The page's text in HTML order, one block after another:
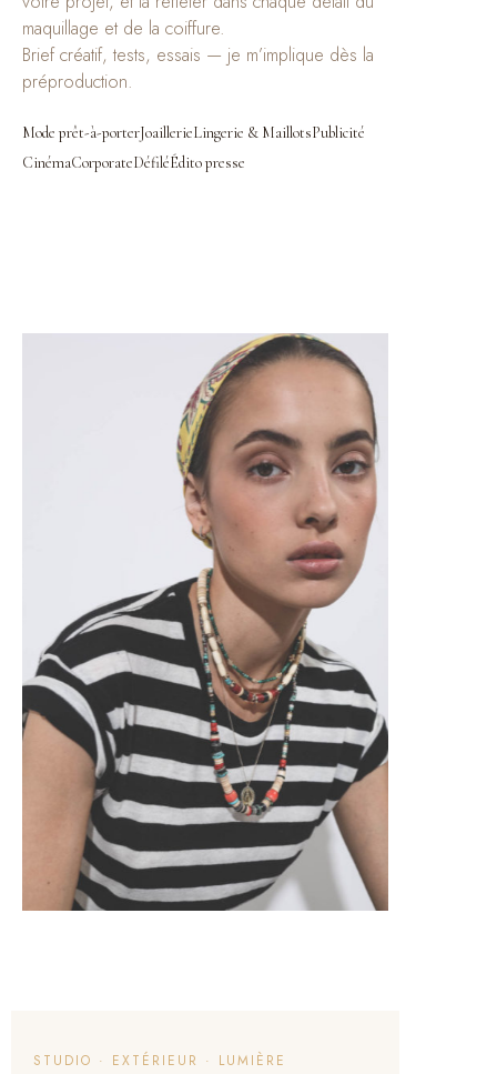
maquillage et de la coiffure.
Brief créatif, tests, essais — je m’implique dès la
préproduction.
Mode prêt-à-porterJoaillerieLingerie & MaillotsPublicité
CinémaCorporateDéfiléÉdito presse
STUDIO · EXTÉRIEUR · LUMIÈRE